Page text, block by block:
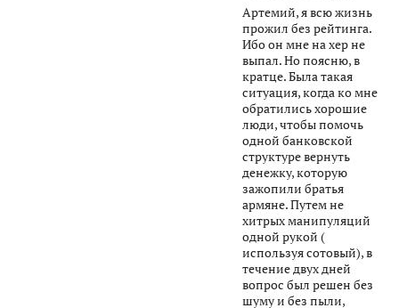
Артемий, я всю жизнь
прожил без рейтинга.
Ибо он мне на хер не
выпал. Но поясню, в
кратце. Была такая
ситуация, когда ко мне
обратились хорошие
люди, чтобы помочь
одной банковской
структуре вернуть
денежку, которую
зажопили братья
армяне. Путем не
хитрых манипуляций
одной рукой (
используя сотовый), в
течение двух дней
вопрос был решен без
шуму и без пыли,